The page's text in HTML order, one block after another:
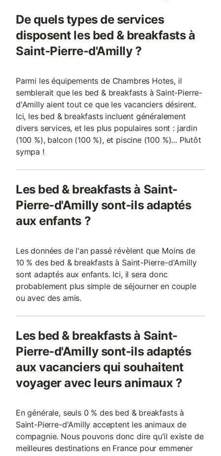
De quels types de services
disposent les bed & breakfasts à
Saint-Pierre-d'Amilly ?
Parmi les équipements de Chambres Hotes, il
semblerait que les bed & breakfasts à Saint-Pierre-
d'Amilly aient tout ce que les vacanciers désirent.
Ici, les bed & breakfasts incluent généralement
divers services, et les plus populaires sont : jardin
(100 %), balcon (100 %), et piscine (100 %)... Plutôt
sympa !
Les bed & breakfasts à Saint-
Pierre-d'Amilly sont-ils adaptés
aux enfants ?
Les données de l'an passé révèlent que Moins de
10 % des bed & breakfasts à Saint-Pierre-d'Amilly
sont adaptés aux enfants. Ici, il sera donc
probablement plus simple de séjourner en couple
ou avec des amis.
Les bed & breakfasts à Saint-
Pierre-d'Amilly sont-ils adaptés
aux vacanciers qui souhaitent
voyager avec leurs animaux ?
En générale, seuls 0 % des bed & breakfasts à
Saint-Pierre-d'Amilly acceptent les animaux de
compagnie. Nous pouvons donc dire qu'il existe de
meilleures destinations en France pour emmener